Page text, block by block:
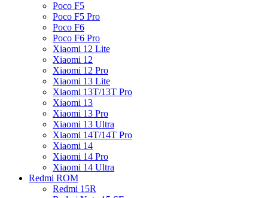
Poco F5
Poco F5 Pro
Poco F6
Poco F6 Pro
Xiaomi 12 Lite
Xiaomi 12
Xiaomi 12 Pro
Xiaomi 13 Lite
Xiaomi 13T/13T Pro
Xiaomi 13
Xiaomi 13 Pro
Xiaomi 13 Ultra
Xiaomi 14T/14T Pro
Xiaomi 14
Xiaomi 14 Pro
Xiaomi 14 Ultra
Redmi ROM
Redmi 15R